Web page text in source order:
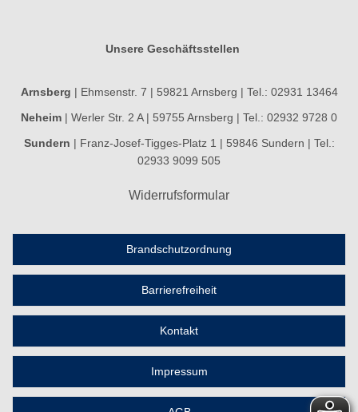
Unsere Geschäftsstellen
Arnsberg | Ehmsenstr. 7 | 59821 Arnsberg | Tel.: 02931 13464
Neheim | Werler Str. 2 A | 59755 Arnsberg | Tel.: 02932 9728 0
Sundern
| Franz-Josef-Tigges-Platz 1 | 59846 Sundern | Tel.:
02933 9099 505
Widerrufsformular
Brandschutzordnung
Barrierefreiheit
Kontakt
Impressum